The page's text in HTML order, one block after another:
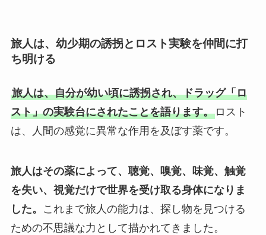
旅人は、幼少期の誘拐とロスト実験を仲間に打
ち明ける
旅人は、自分が幼い頃に誘拐され、ドラッグ「ロ
スト」の実験台にされたことを語ります。ロスト
は、人間の感覚に異常な作用を及ぼす薬です。
旅人はその薬によって、聴覚、嗅覚、味覚、触覚
を失い、視覚だけで世界を受け取る身体になりま
した。
これまで旅人の能力は、探し物を見つける
ための不思議な力として描かれてきました。